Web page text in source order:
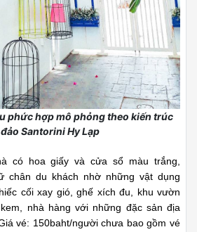
phức hợp mô phỏng theo kiến trúc
Santorini Hy Lạp
có hoa giấy và cửa sổ màu trắng,
chân du khách nhờ những vật dụng
cối xay gió, ghế xích đu, khu vườn
nhà hàng với những đặc sản địa
vé: 150baht/người chưa bao gồm vé